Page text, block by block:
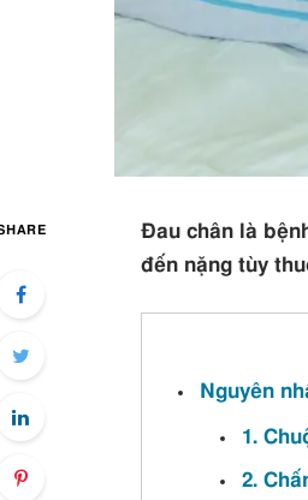
Đau chân là
đến nặng tùy
Nguyên
1.
2.